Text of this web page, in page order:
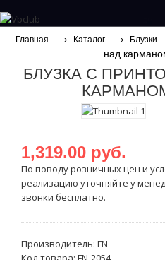
Главная
—› Каталог —› Блузки
над
БЛУЗКА С
1,319.00 руб.
По поводу розничных цен и
реализацию уточняйте у
звонки бесплатно.
Производитель: FN